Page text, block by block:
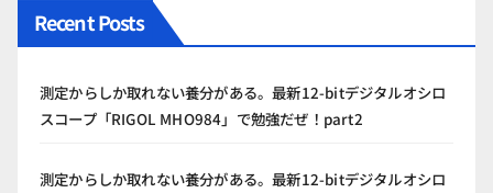
Recent Posts
測定からしか取れない養分がある。最新12-bitデジタルオシロ
スコープ「RIGOL MHO984」で勉強だぜ！part2
測定からしか取れない養分がある。最新12-bitデジタルオシロ